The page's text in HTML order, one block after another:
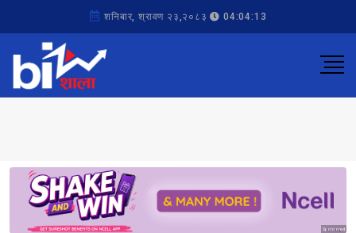
शनिबार, श्रावण २३,२०८३ 04:04:13
Sponsored